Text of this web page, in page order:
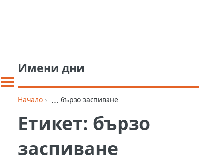
Имени дни
Начало › ... бързо заспиване
Етикет: бързо
заспиване